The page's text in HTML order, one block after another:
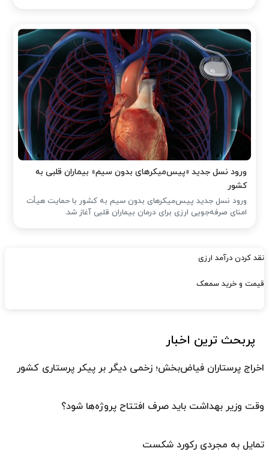
ورود نسل جدید «پیس‌میکرهای بدون سیم» بیماران قلبی به
کشور
ورود نسل جدید پیس‌میکرهای بدون سیم به کشور با حمایت هیأت
امنای صرفه‌جویی ارزی برای درمان بیماران قلبی آغاز شد.
نقد کردن درآمد ارزی
قیمت و خرید سمعک
پربحث ترین اخبار
اخراج پرستاران فیاض‌بخش؛ زخمی دیگر بر پیکر پرستاری کشور
وقت وزیر بهداشت باید صرف افتتاح پروژه‌ها شود؟
تمایل به مجردی رکورد شکست